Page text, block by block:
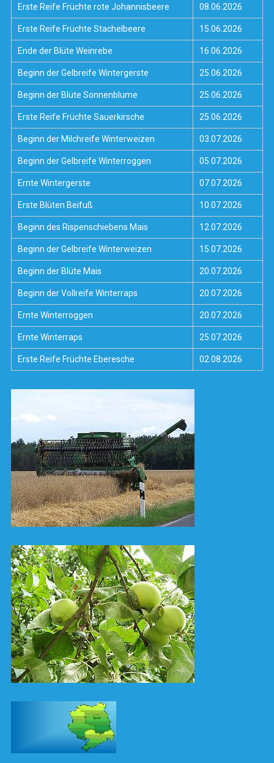
Erste Reife Früchte rote Johannisbeere 08.06.2026
Erste Reife Früchte Stachelbeere 15.06.2026
Ende der Blüte Weinrebe 16.06.2026
Beginn der Gelbreife Wintergerste 25.06.2026
Beginn der Blüte Sonnenblume 25.06.2026
Erste Reife Früchte Sauerkirsche 25.06.2026
Beginn der Milchreife Winterweizen 03.07.2026
Beginn der Gelbreife Winterroggen 05.07.2026
Ernte Wintergerste 07.07.2026
Erste Blüten Beifuß 10.07.2026
Beginn des Rispenschiebens Mais 12.07.2026
Beginn der Gelbreife Winterweizen 15.07.2026
Beginn der Blüte Mais 20.07.2026
Beginn der Vollreife Winterraps 20.07.2026
Ernte Winterroggen 20.07.2026
Ernte Winterraps 25.07.2026
Erste Reife Früchte Eberesche 02.08.2026